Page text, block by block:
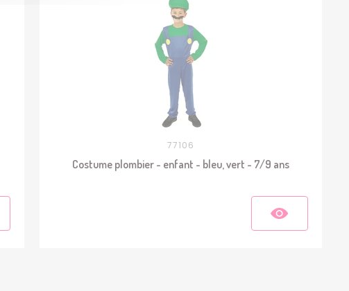
77106
Costume plombier - enfant - bleu, vert - 7/9 ans